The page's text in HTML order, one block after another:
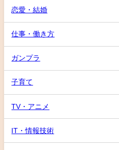
恋愛・結婚
仕事・働き方
ガンプラ
子育て
TV・アニメ
IT・情報技術